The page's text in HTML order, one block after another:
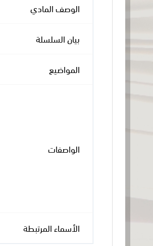
الوصف المادي
بيان السلسلة
المواضيع
الواصفات
الأسماء المرتبطة